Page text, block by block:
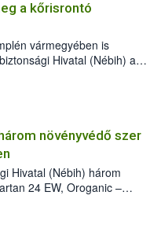
a kőrisrontó
vármegyében is
Hivatal (Nébih) a
jelenlétét. A
meg, de már fertőzött
a szlovák
megállítása érdekében.
növényvédő szer
Hivatal (Nébih) három
24 EW, Oroganic –
a szüretet követően,
stádiumáig